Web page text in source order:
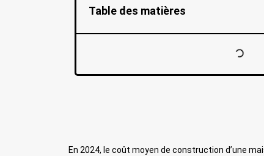
Table des matières
En 2024, le coût moyen de construction d’une